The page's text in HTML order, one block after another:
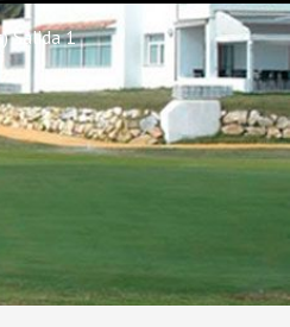
Salida 1